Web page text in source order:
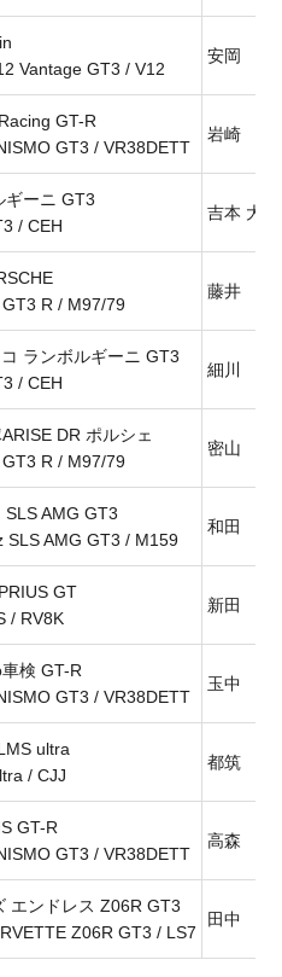
Vantage GT3 / V12
安岡 秀
GT-R
GT3 / VR38DETT
岩崎 祐
ギーニ GT3
/ CEH
吉本 大樹
R / M97/79
藤井 誠
ランボルギーニ GT3
/ CEH
細川 慎
DR ポルシェ
R / M97/79
密山 祥
SLS AMG GT3
SLS AMG GT3 / M159
和田 久
GT
/ RV8K
新田 守
検 GT-R
GT3 / VR38DETT
玉中 哲
ultra
/ CJJ
都筑 晶
GT-R
GT3 / VR38DETT
高森 博
エンドレス Z06R GT3
Z06R GT3 / LS7
田中 勝